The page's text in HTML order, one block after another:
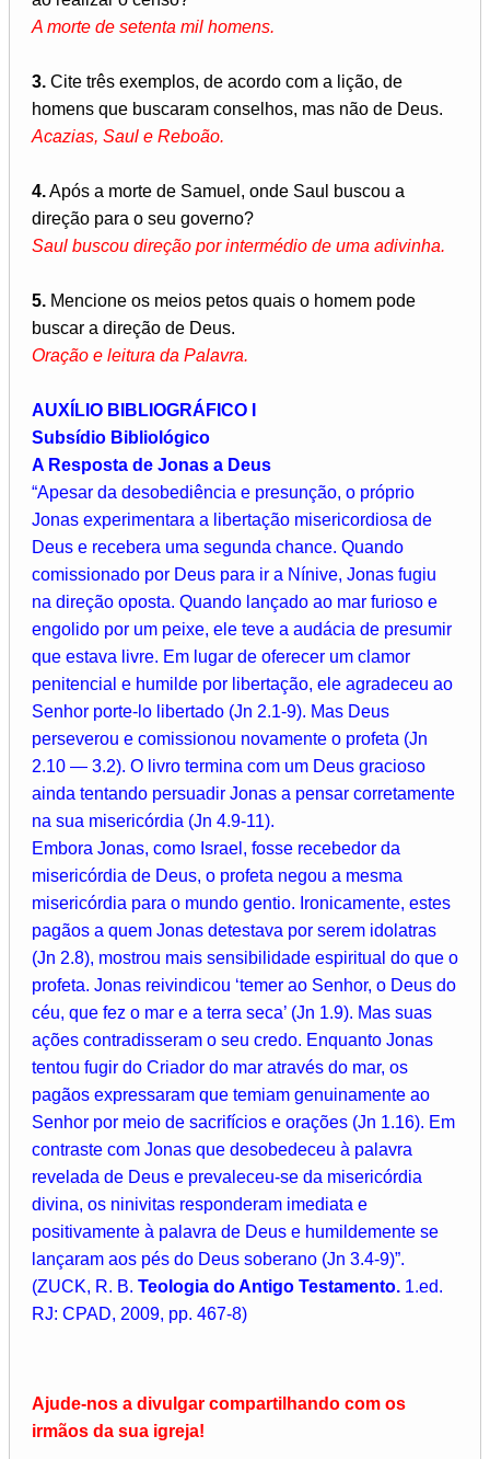
A morte de setenta mil homens.
3. Cite três exemplos, de acordo com a lição, de
homens que buscaram conselhos, mas não de Deus.
Acazias, Saul e Reboão.
4.Após a morte de Samuel, onde Saul buscou a
direção para o seu governo?
Saul buscou direção por intermédio de uma adivinha.
5. Mencione os meios petos quais o homem pode
buscar a direção de Deus.
Oração e leitura da Palavra.
AUXÍLIO BIBLIOGRÁFICO I
Subsídio Bibliológico
A Resposta de Jonas a Deus
“Apesar da desobediência e presunção, o próprio
Jonas experimentara a libertação misericordiosa de
Deus e recebera uma segunda chance. Quando
comissionado por Deus para ir a Nínive, Jonas fugiu
na direção oposta. Quando lançado ao mar furioso e
engolido por um peixe, ele teve a audácia de presumir
que estava livre. Em lugar de oferecer um clamor
penitencial e humilde por libertação, ele agradeceu ao
Senhor porte-lo libertado (Jn 2.1-9). Mas Deus
perseverou e comissionou novamente o profeta (Jn
2.10 — 3.2). O livro termina com um Deus gracioso
ainda tentando persuadir Jonas a pensar corretamente
na sua misericórdia (Jn 4.9-11).
Embora Jonas, como Israel, fosse recebedor da
misericórdia de Deus, o profeta negou a mesma
misericórdia para o mundo gentio. Ironicamente, estes
pagãos a quem Jonas detestava por serem idolatras
(Jn 2.8), mostrou mais sensibilidade espiritual do que o
profeta. Jonas reivindicou ‘temer ao Senhor, o Deus do
céu, que fez o mar e a terra seca’ (Jn 1.9). Mas suas
ações contradisseram o seu credo. Enquanto Jonas
tentou fugir do Criador do mar através do mar, os
pagãos expressaram que temiam genuinamente ao
Senhor por meio de sacrifícios e orações (Jn 1.16). Em
contraste com Jonas que desobedeceu à palavra
revelada de Deus e prevaleceu-se da misericórdia
divina, os ninivitas responderam imediata e
positivamente à palavra de Deus e humildemente se
lançaram aos pés do Deus soberano (Jn 3.4-9)”.
(ZUCK, R. B. Teologia do Antigo Testamento. 1.ed.
RJ: CPAD, 2009, pp. 467-8)
Ajude-nos a divulgar compartilhando com os
irmãos da sua igreja!